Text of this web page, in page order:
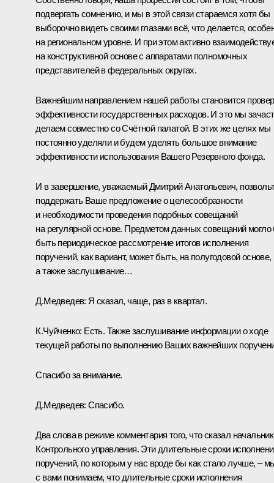
подвергать сомнению, и мы в этой связи стараемся хотя бы
выборочно видеть своими глазами всё, что делается,
на региональном уровне. И при этом активно
на конструктивной основе с аппаратами полномочных
представителей в федеральных округах.
Важнейшим направлением нашей работы становится
эффективности государственных расходов. И это мы
делаем совместно со Счётной палатой. В этих же целях мы
постоянно уделяли и будем уделять большое внимание
эффективности использования Вашего Резервного фонда.
И в завершение, уважаемый Дмитрий Анатольевич,
поддержать Ваше предложение о целесообразности
и необходимости проведения подобных совещаний
на регулярной основе. Предметом данных совещаний
быть периодическое рассмотрение итогов исполнения
поручений, как вариант, может быть, на полугодовой основе,
а также заслушивание…
Д.Медведев: Я сказал, чаще, раз в квартал.
К.Чуйченко: Есть. Также заслушивание информации о ходе
текущей работы по выполнению Ваших важнейших
Спасибо за внимание.
Д.Медведев: Спасибо.
Два слова в режиме комментария того, что сказал начальник
Контрольного управления. Эти длительные сроки
поручений, по которым у нас вроде бы как стало лучше, –
с вами понимаем, что длительные сроки исполнения